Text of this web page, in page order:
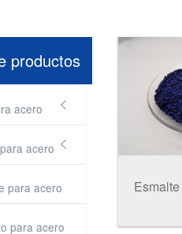
productos
acero 
acero 
para acero
para acero